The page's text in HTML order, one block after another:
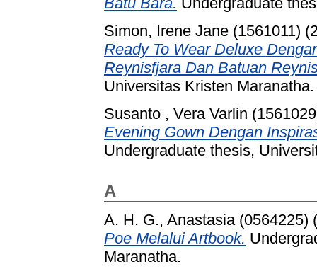
Simon, Irene Jane (1561011)
Ready To Wear Deluxe
Reynisfjara Dan Batuan
Universitas Kristen Maranatha.
Susanto , Vera Varlin
Evening Gown Dengan
Undergraduate thesis,
A
A. H. G., Anastasia (0564225)
Poe Melalui Artbook.
Maranatha.